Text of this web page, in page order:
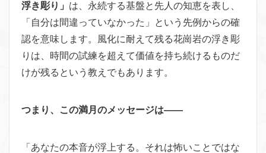
浮き彫り」 は、永続する基盤と先人の知恵を表し、
「自分は間違っていなかった」という先例からの確
認を意味します。風化に耐えて残る花崗岩の浮き彫
りは、時間の試練を超えて価値を持ち続けるものだ
けが残るという教えでもあります。
つまり、この満月のメッセージは——
「あなたの本音が浮上する。それは怖いことではな